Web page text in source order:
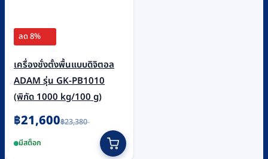
ลด 8%
เครื่องชั่งตั้งพื้นแบบดิจิตอล
ADAM รุ่น GK-PB1010
(พิกัด 1000 kg/100 g)
฿23,380
Original
price
was:
฿23,380.
฿21,600
Current
price
is:
฿21,600.
มีสต็อก